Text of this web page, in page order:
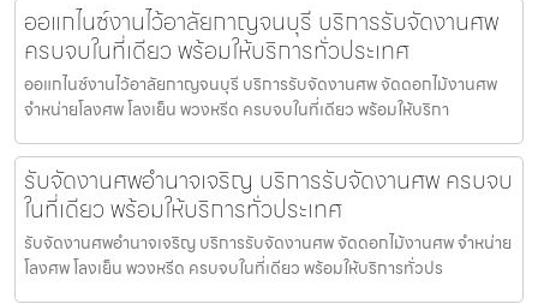
ออแกไนซ์งานไว้อาลัยกาญจนบุรี บริการรับจัดงานศพ
ครบจบในที่เดียว พร้อมให้บริการทั่วประเทศ
ออแกไนซ์งานไว้อาลัยกาญจนบุรี บริการรับจัดงานศพ จัดดอกไม้งานศพ
จำหน่ายโลงศพ โลงเย็น พวงหรีด ครบจบในที่เดียว พร้อมให้บริกา
รับจัดงานศพอำนาจเจริญ บริการรับจัดงานศพ ครบจบ
ในที่เดียว พร้อมให้บริการทั่วประเทศ
รับจัดงานศพอำนาจเจริญ บริการรับจัดงานศพ จัดดอกไม้งานศพ จำหน่าย
โลงศพ โลงเย็น พวงหรีด ครบจบในที่เดียว พร้อมให้บริการทั่วปร